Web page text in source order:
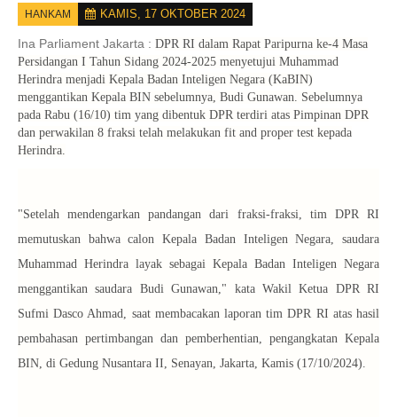
HANKAM KAMIS, 17 OKTOBER 2024
Ina Parliament Jakarta : DPR RI dalam Rapat Paripurna ke-4 Masa
Persidangan I Tahun Sidang 2024-2025 menyetujui Muhammad
Herindra menjadi Kepala Badan Inteligen Negara (KaBIN)
menggantikan Kepala BIN sebelumnya, Budi Gunawan. Sebelumnya
pada Rabu (16/10) tim yang dibentuk DPR terdiri atas Pimpinan DPR
dan perwakilan 8 fraksi telah melakukan fit and proper test kepada
Herindra.
"Setelah mendengarkan pandangan dari fraksi-fraksi, tim DPR RI
memutuskan bahwa calon Kepala Badan Inteligen Negara, saudara
Muhammad Herindra layak sebagai Kepala Badan Inteligen Negara
menggantikan saudara Budi Gunawan," kata Wakil Ketua DPR RI
Sufmi Dasco Ahmad, saat membacakan laporan tim DPR RI atas hasil
pembahasan pertimbangan dan pemberhentian, pengangkatan Kepala
BIN, di Gedung Nusantara II, Senayan, Jakarta, Kamis (17/10/2024).